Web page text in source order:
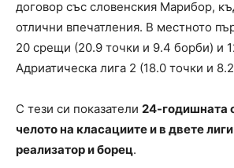
договор със словенския Марибор,
отлични впечатления. В местното
20 срещи (20.9 точки и 9.4 борби) и
Адриатическа лига 2 (18.0 точки и
С тези си показатели 24-годишната
челото на класациите и в двете
реализатор и борец.